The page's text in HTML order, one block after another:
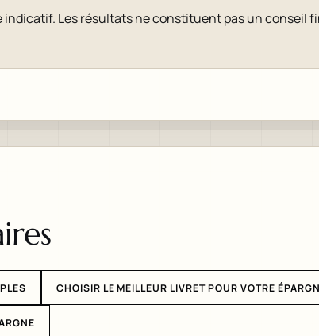
Les résultats ne constituent pas un conseil
CHOISIR LE MEILLEUR LIVRET POUR VOTRE